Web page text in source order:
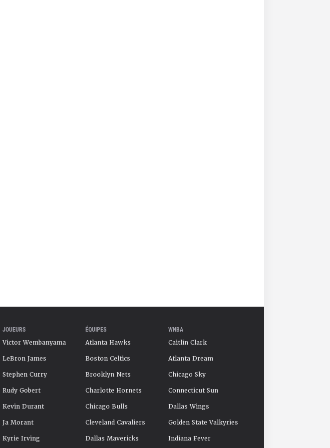
JOUEURS
Victor Wembanyama
LeBron James
Stephen Curry
Rudy Gobert
Kevin Durant
Ja Morant
Kyrie Irving
ÉQUIPES
Atlanta Hawks
Boston Celtics
Brooklyn Nets
Charlotte Hornets
Chicago Bulls
Cleveland Cavaliers
Dallas Mavericks
WNBA
Caitlin Clark
Atlanta Dream
Chicago Sky
Connecticut Sun
Dallas Wings
Golden State Valkyries
Indiana Fever